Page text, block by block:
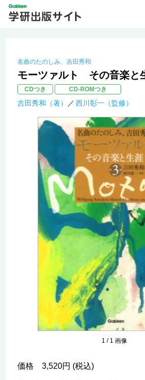
名曲のたのしみ、吉田秀和
モーツァルト その音楽
CDつき CD-ROMつき
吉田秀和（著） 西川彰一（監修）
1 / 1 画像
価格 3,520円 (税込)